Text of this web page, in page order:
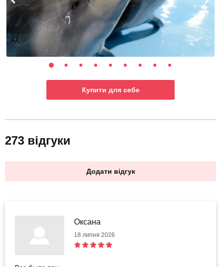
Купити для себе
273 відгуки
Додати відгук
Оксана
18 липня 2026